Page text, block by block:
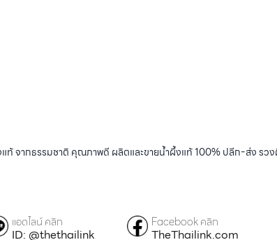
ท้ จากธรรมชาติ คุณภาพดี ผลิตและขายน้ำผึ้งแท้ 100% ปลีก-ส่ง ร
แอดไลน์ คลิก
ID: @thethailink
Facebook คลิก
TheThailink.com